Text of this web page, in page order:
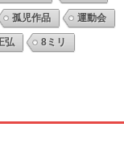
孤児作品 運動会
弘 8ミリ